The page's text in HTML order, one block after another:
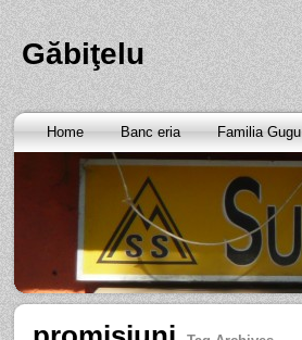
Găbiţelu
Home Banc eria Familia Gugu